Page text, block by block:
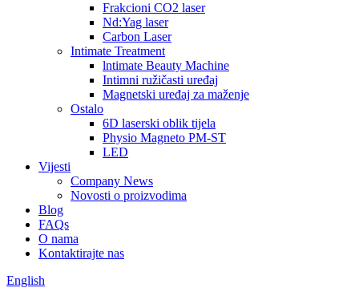
Frakcioni CO2 laser
Nd:Yag laser
Carbon Laser
Intimate Treatment
lntimate Beauty Machine
Intimni ružičasti uređaj
Magnetski uređaj za maženje
Ostalo
6D laserski oblik tijela
Physio Magneto PM-ST
LED
Vijesti
Company News
Novosti o proizvodima
Blog
FAQs
O nama
Kontaktirajte nas
English